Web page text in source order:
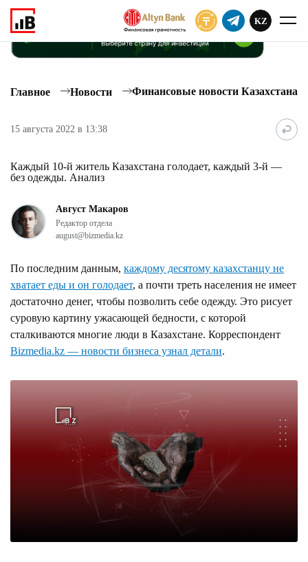
KZ
Главное Новости Финансовые новости Казахстана
15 августа 2022 в 13:38
Каждый 10-й житель Казахстана голодает, каждый 3-й —
без одежды. Анализ
Август Макаров
Редактор отдела
august@bizmedia.kz
По последним данным, каждому десятому казахстанцу не
хватает еды и он голодает, а почти треть населения не имеет
достаточно денег, чтобы позволить себе одежду. Это рисует
суровую картину ужасающей бедности, с которой
сталкиваются многие люди в Казахстане. Корреспондент
Bizmedia.kz — новости бизнеса узнал детали.